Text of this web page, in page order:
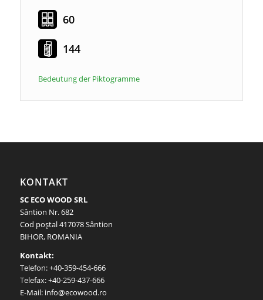
60
144
Bedeutung der Piktogramme
KONTAKT
SC ECO WOOD SRL
Sântion Nr. 682
Cod poştal 417078 Sântion
BIHOR, ROMANIA
Kontakt:
Telefon: +40-359-454-666
Telefax: +40-259-437-666
E-Mail: info@ecowood.ro